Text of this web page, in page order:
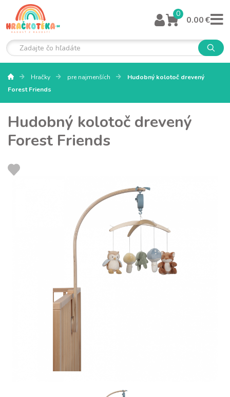
0
0.00 €
Hračky pre najmenších
Hudobný kolotoč drevený
Forest Friends
Hudobný kolotoč drevený
Forest Friends